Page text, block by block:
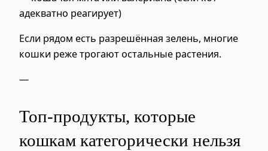
адекватно реагирует)
Если рядом есть разрешённая зелень, многие
кошки реже трогают остальные растения.
—
Топ‑продукты, которые
кошкам категорически нельзя